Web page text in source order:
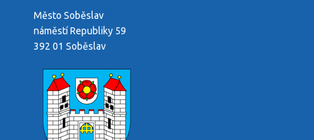
Město Soběslav
náměstí Republiky 59
392 01 Soběslav